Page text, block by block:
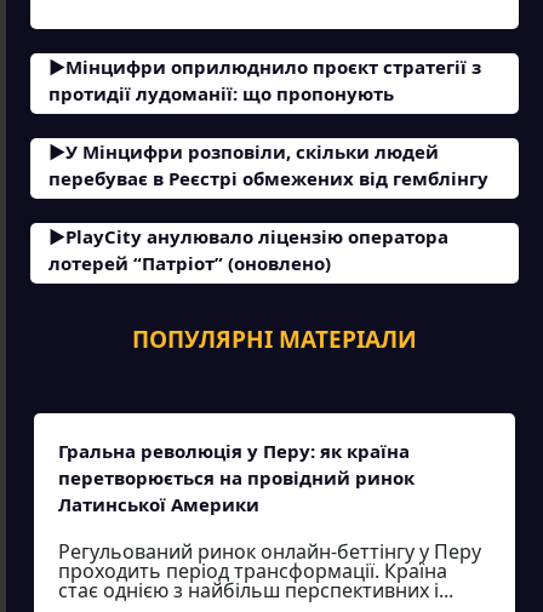
Мінцифри оприлюднило проєкт стратегії з
протидії лудоманії: що пропонують
У Мінцифри розповіли, скільки людей
перебуває в Реєстрі обмежених від гемблінгу
PlayCity анулювало ліцензію оператора
лотерей “Патріот” (оновлено)
ПОПУЛЯРНІ МАТЕРІАЛИ
Гральна революція у Перу: як країна
перетворюється на провідний ринок
Латинської Америки
Регульований ринок онлайн-беттінгу у Перу
проходить період трансформації. Країна
стає однією з найбільш перспективних і...